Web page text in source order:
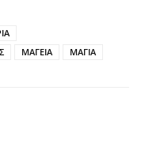
ΜΑΓΕΙΑ ΜΑΓΙΑ